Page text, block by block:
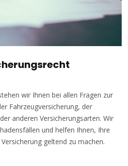
wir Ihnen bei allen Fragen zur
Fahrzeugversicherung, der
anderen Versicherungsarten. Wir
und helfen Ihnen, Ihre
geltend zu machen.